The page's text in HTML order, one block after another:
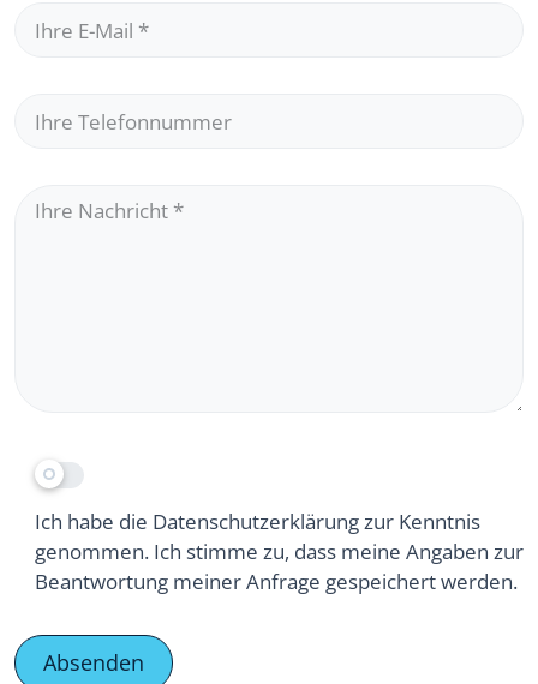
Ihre E-Mail*
Ihre Telefonnummer
Ihre Nachricht*
Ich habe die Datenschutzerklärung zur Kenntnis
genommen. Ich stimme zu, dass meine Angaben zur
Beantwortung meiner Anfrage gespeichert werden.